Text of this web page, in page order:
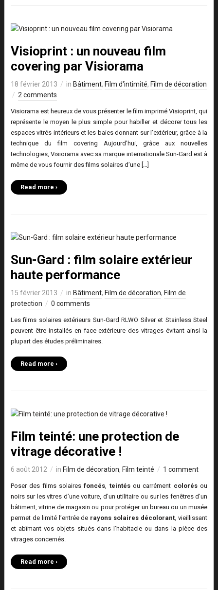
Visioprint : un nouveau film
covering par Visiorama
18 février 2013 in Bâtiment, Film d'intimité, Film de décoration
2 comments
Visiorama est heureux de vous présenter le film imprimé Visioprint, qui
représente le moyen le plus simple pour habiller et décorer tous les
espaces vitrés intérieurs et les baies donnant sur l’extérieur, grâce à la
technique du film covering Aujourd’hui, grâce aux nouvelles
technologies, Visiorama avec sa marque internationale Sun-Gard est à
même de vous fournir des films solaires d’une […]
Read more ›
Sun-Gard : film solaire extérieur
haute performance
15 février 2013 in Bâtiment, Film de décoration, Film de
protection
0 comments
Les films solaires extérieurs Sun-Gard RLWO Silver et Stainless Steel
peuvent être installés en face extérieure des vitrages évitant ainsi la
plupart des études préliminaires.
Read more ›
Film teinté: une protection de
vitrage décorative !
6 août 2012 in Film de décoration, Film teinté 1 comment
Poser des films solairesfoncés, teintésou carrément colorésou
noirs sur les vitres d’une voiture, d’un utilitaire ou sur les fenêtres d’un
bâtiment, vitrine de magasin ou pour protéger un bureau ou un musée
permet de limité l’entrée de rayons solaires décolorant, vieillissant
et abîmant vos objets situés dans l’habitacle ou dans la pièce des
vitrages concernés.
Read more ›